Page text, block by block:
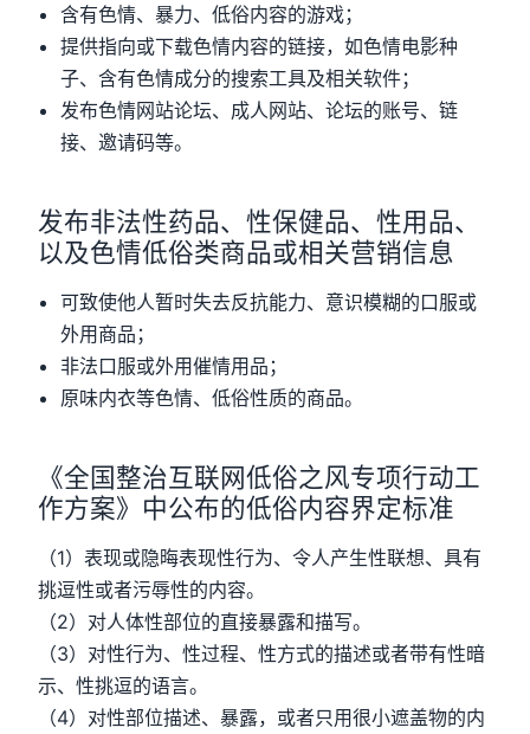
含有色情、暴力、低俗内容的游戏；
提供指向或下载色情内容的链接，如色情电影种
子、含有色情成分的搜索工具及相关软件；
发布色情网站论坛、成人网站、论坛的账号、链
接、邀请码等。
发布非法性药品、性保健品、性用品、
以及色情低俗类商品或相关营销信息
可致使他人暂时失去反抗能力、意识模糊的口服或
外用商品；
非法口服或外用催情用品；
原味内衣等色情、低俗性质的商品。
《全国整治互联网低俗之风专项行动工
作方案》中公布的低俗内容界定标准
（1）表现或隐晦表现性行为、令人产生性联想、具有
挑逗性或者污辱性的内容。
（2）对人体性部位的直接暴露和描写。
（3）对性行为、性过程、性方式的描述或者带有性暗
示、性挑逗的语言。
（4）对性部位描述、暴露，或者只用很小遮盖物的内